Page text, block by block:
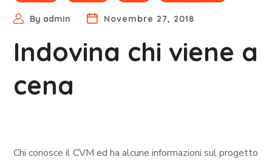
By admin Novembre 27, 2018
Indovina chi viene a
cena
Chi conosce il CVM ed ha alcune informazioni sul progetto